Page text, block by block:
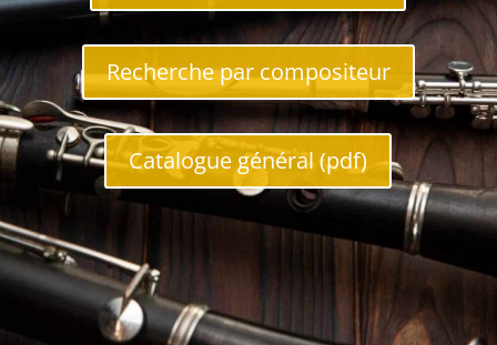
Recherche par compositeur
Catalogue général (pdf)